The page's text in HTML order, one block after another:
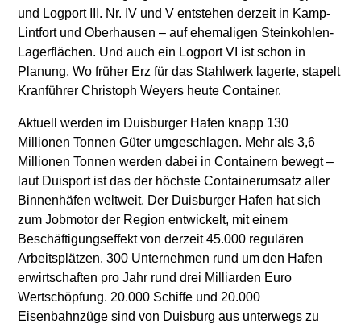
und Logport III. Nr. IV und V entstehen derzeit in Kamp-
Lintfort und Oberhausen – auf ehemaligen Steinkohlen-
Lagerflächen. Und auch ein Logport VI ist schon in
Planung. Wo früher Erz für das Stahlwerk lagerte, stapelt
Kranführer Christoph Weyers heute Container.
Aktuell werden im Duisburger Hafen knapp 130
Millionen Tonnen Güter umgeschlagen. Mehr als 3,6
Millionen Tonnen werden dabei in Containern bewegt –
laut Duisport ist das der höchste Containerumsatz aller
Binnenhäfen weltweit. Der Duisburger Hafen hat sich
zum Jobmotor der Region entwickelt, mit einem
Beschäftigungseffekt von derzeit 45.000 regulären
Arbeitsplätzen. 300 Unternehmen rund um den Hafen
erwirtschaften pro Jahr rund drei Milliarden Euro
Wertschöpfung. 20.000 Schiffe und 20.000
Eisenbahnzüge sind von Duisburg aus unterwegs zu